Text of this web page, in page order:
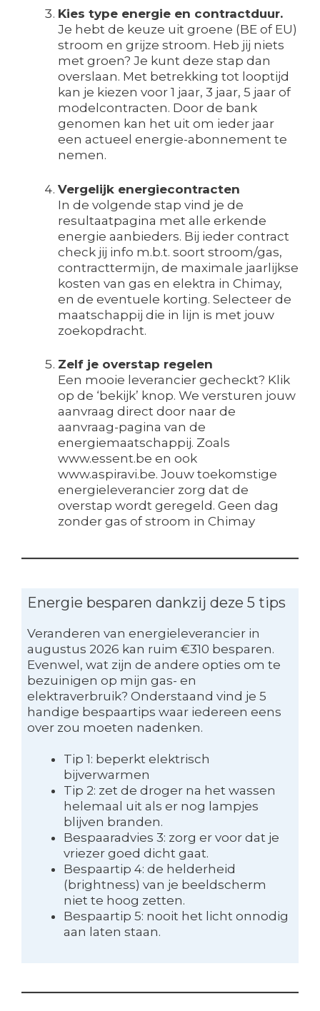
Kies type energie en contractduur.
Je hebt de keuze uit groene (BE of EU)
stroom en grijze stroom. Heb jij niets
met groen? Je kunt deze stap dan
overslaan. Met betrekking tot looptijd
kan je kiezen voor 1 jaar, 3 jaar, 5 jaar of
modelcontracten. Door de bank
genomen kan het uit om ieder jaar
een actueel energie-abonnement te
nemen.
Vergelijk energiecontracten
In de volgende stap vind je de
resultaatpagina met alle erkende
energie aanbieders. Bij ieder contract
check jij info m.b.t. soort stroom/gas,
contracttermijn, de maximale jaarlijkse
kosten van gas en elektra in Chimay,
en de eventuele korting. Selecteer de
maatschappij die in lijn is met jouw
zoekopdracht.
Zelf je overstap regelen
Een mooie leverancier gecheckt? Klik
op de ‘bekijk’ knop. We versturen jouw
aanvraag direct door naar de
aanvraag-pagina van de
energiemaatschappij. Zoals
www.essent.be en ook
www.aspiravi.be. Jouw toekomstige
energieleverancier zorg dat de
overstap wordt geregeld. Geen dag
zonder gas of stroom in Chimay
Energie besparen dankzij deze 5 tips
Veranderen van energieleverancier in
augustus 2026 kan ruim €310 besparen.
Evenwel, wat zijn de andere opties om te
bezuinigen op mijn gas- en
elektraverbruik? Onderstaand vind je 5
handige bespaartips waar iedereen eens
over zou moeten nadenken.
Tip 1: beperkt elektrisch
bijverwarmen
Tip 2: zet de droger na het wassen
helemaal uit als er nog lampjes
blijven branden.
Bespaaradvies 3: zorg er voor dat je
vriezer goed dicht gaat.
Bespaartip 4: de helderheid
(brightness) van je beeldscherm
niet te hoog zetten.
Bespaartip 5: nooit het licht onnodig
aan laten staan.